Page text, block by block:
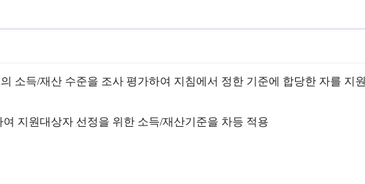
소득/재산 수준을 조사 평가하여 지침에서 정한 기준에 합당한 자를 지원
지원대상자 선정을 위한 소득/재산기준을 차등 적용